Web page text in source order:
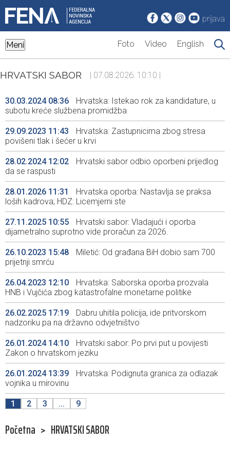
prijava
Meni Foto Video English
HRVATSKI SABOR | 07.08.2026. 10:10 |
30.03.2024 08:36
Hrvatska: Istekao rok za kandidature, u
subotu kreće službena promidžba
29.09.2023 11:43
Hrvatska: Zastupnicima zbog stresa
povišeni tlak i šećer u krvi
28.02.2024 12:02
Hrvatski sabor odbio oporbeni prijedlog
da se raspusti
28.01.2026 11:31
Hrvatska oporba: Nastavlja se praksa
loših kadrova; HDZ: Licemjerni ste
27.11.2025 10:55
Hrvatski sabor: Vladajući i oporba
dijametralno suprotno vide proračun za 2026.
26.10.2023 15:48
Miletić: Od građana BiH dobio sam 700
prijetnji smrću
26.04.2023 12:10
Hrvatska: Saborska oporba prozvala
HNB i Vujčića zbog katastrofalne monetarne politike
26.02.2025 17:19
Dabru uhitila policija, ide pritvorskom
nadzoriku pa na državno odvjetništvo
26.01.2024 14:10
Hrvatski sabor: Po prvi put u povijesti
Zakon o hrvatskom jeziku
26.01.2024 13:39
Hrvatska: Podignuta granica za odlazak
vojnika u mirovinu
1 2 3 ... 9
Početna > HRVATSKI SABOR